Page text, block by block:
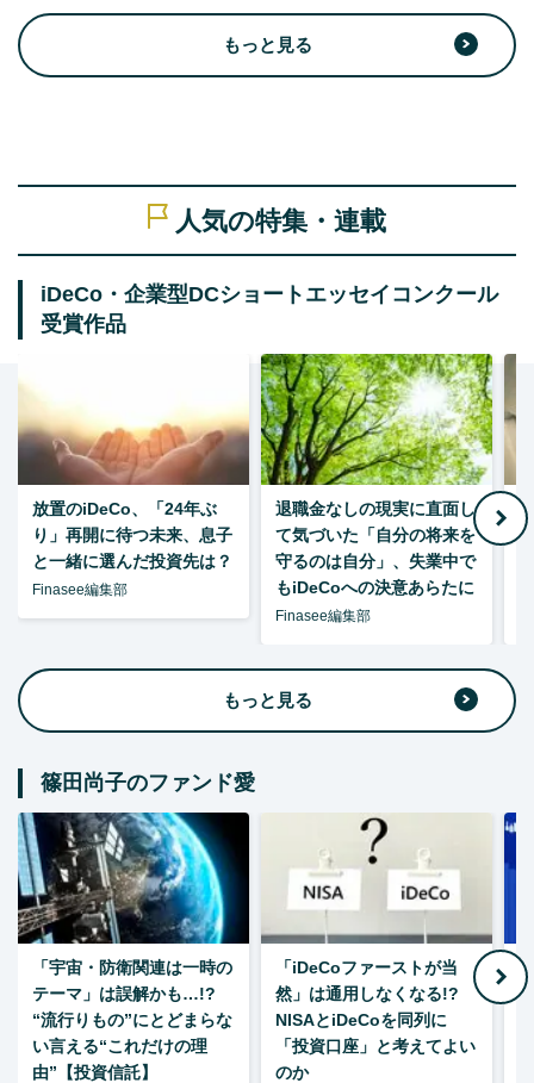
もっと見る
人気の特集・連載
iDeCo・企業型DCショートエッセイコンクール
受賞作品
放置のiDeCo、「24年ぶ
り」再開に待つ未来、息子
と一緒に選んだ投資先は？
Finasee編集部
退職金なしの現実に直面し
て気づいた「自分の将来を
守るのは自分」、失業中で
もiDeCoへの決意あらたに
Finasee編集部
もっと見る
篠田尚子のファンド愛
「宇宙・防衛関連は一時の
テーマ」は誤解かも…!?
“流行りもの”にとどまらな
い言える“これだけの理
由”【投資信託】
「iDeCoファーストが当
然」は通用しなくなる!?
NISAとiDeCoを同列に
「投資口座」と考えてよい
のか